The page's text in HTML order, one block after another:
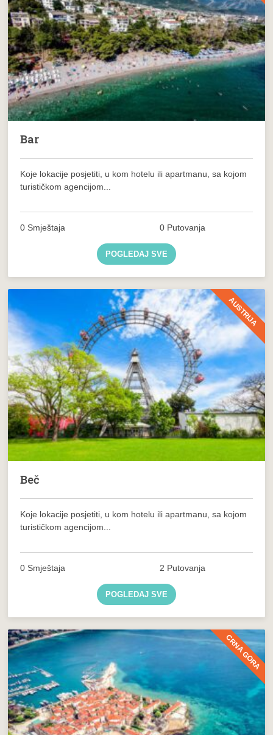
Bar
Koje lokacije posjetiti, u kom hotelu ili apartmanu, sa kojom
turističkom agencijom...
0 Smještaja 0 Putovanja
POGLEDAJ SVE
AUSTRIJA
Beč
Koje lokacije posjetiti, u kom hotelu ili apartmanu, sa kojom
turističkom agencijom...
0 Smještaja 2 Putovanja
POGLEDAJ SVE
CRNA GORA